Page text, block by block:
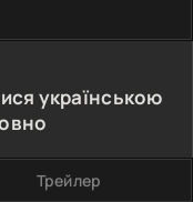
українською
Трейлер